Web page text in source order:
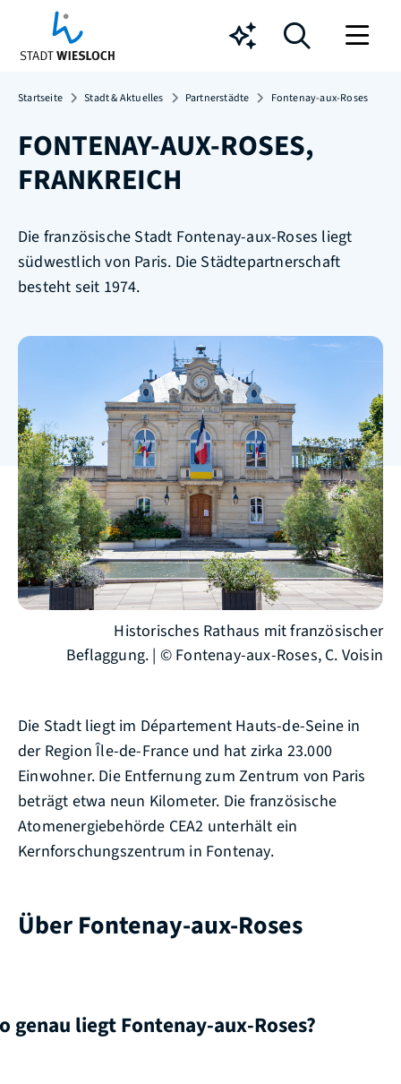
Chatbot
Startseite Stadt & Aktuelles Partnerstädte Fontenay-aux-Roses
FONTENAY-AUX-ROSES,
FRANKREICH
Die französische Stadt Fontenay-aux-Roses liegt
südwestlich von Paris. Die Städtepartnerschaft
besteht seit 1974.
Historisches Rathaus mit französischer
Beflaggung. | © Fontenay-aux-Roses, C. Voisin
Die Stadt liegt im Département Hauts-de-Seine in
der Region Île-de-France und hat zirka 23.000
Einwohner. Die Entfernung zum Zentrum von Paris
beträgt etwa neun Kilometer. Die französische
Atomenergiebehörde CEA2 unterhält ein
Kernforschungszentrum in Fontenay.
Über Fontenay-aux-Roses
genau liegt Fontenay-aux-Roses?